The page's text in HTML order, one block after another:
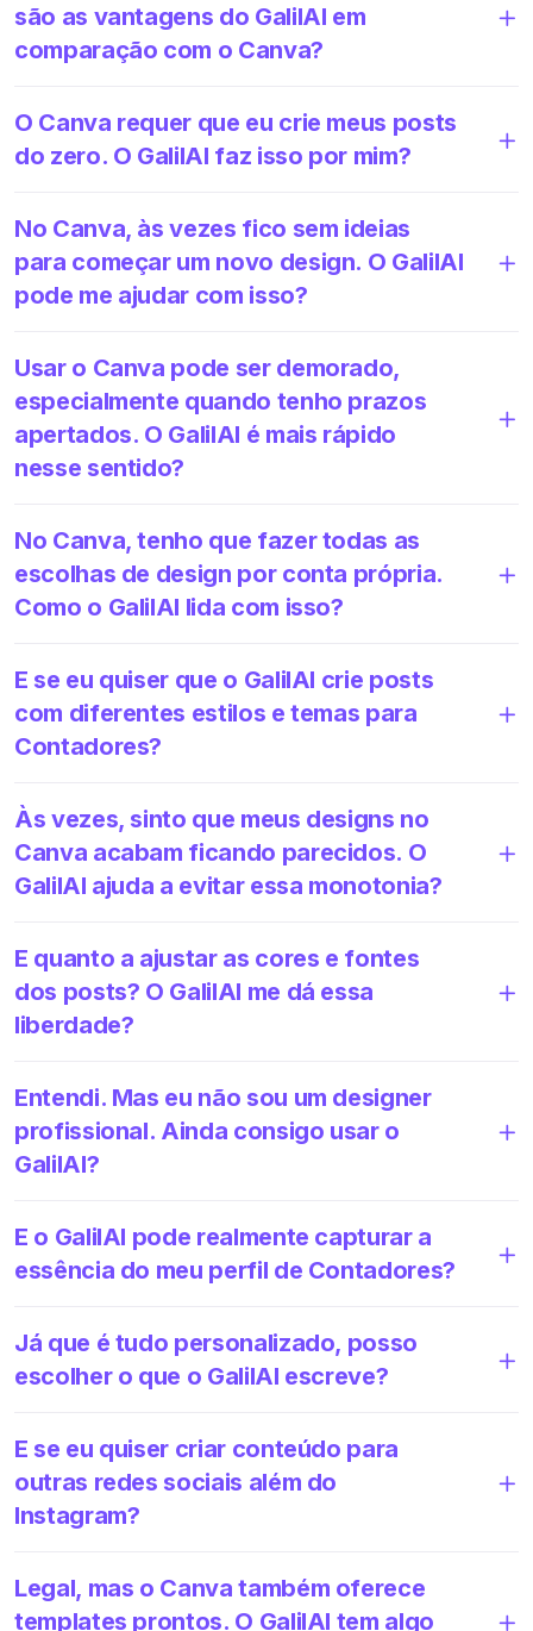
são as vantagens do GalilAI em
comparação com o Canva?
O Canva requer que eu crie meus posts
do zero. O GalilAI faz isso por mim?
No Canva, às vezes fico sem ideias
para começar um novo design. O GalilAI
pode me ajudar com isso?
Usar o Canva pode ser demorado,
especialmente quando tenho prazos
apertados. O GalilAI é mais rápido
nesse sentido?
No Canva, tenho que fazer todas as
escolhas de design por conta própria.
Como o GalilAI lida com isso?
E se eu quiser que o GalilAI crie posts
com diferentes estilos e temas para
Contadores?
Às vezes, sinto que meus designs no
Canva acabam ficando parecidos. O
GalilAI ajuda a evitar essa monotonia?
E quanto a ajustar as cores e fontes
dos posts? O GalilAI me dá essa
liberdade?
Entendi. Mas eu não sou um designer
profissional. Ainda consigo usar o
GalilAI?
E o GalilAI pode realmente capturar a
essência do meu perfil de Contadores?
Já que é tudo personalizado, posso
escolher o que o GalilAI escreve?
E se eu quiser criar conteúdo para
outras redes sociais além do
Instagram?
Legal, mas o Canva também oferece
templates prontos. O GalilAI tem algo